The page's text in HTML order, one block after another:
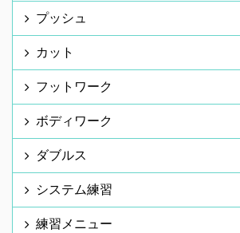
プッシュ
カット
フットワーク
ボディワーク
ダブルス
システム練習
練習メニュー